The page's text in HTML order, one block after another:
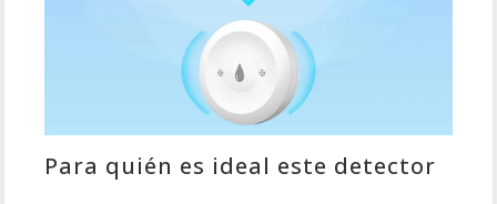
Para quién es ideal este detector